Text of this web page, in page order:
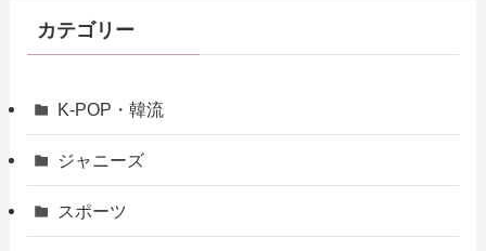
カテゴリー
K-POP・韓流
ジャニーズ
スポーツ